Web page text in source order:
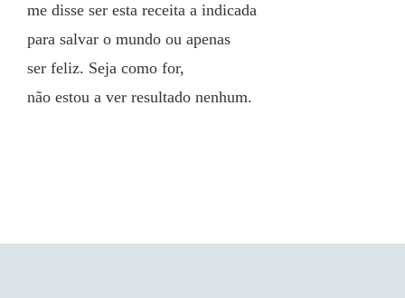
me disse ser esta receita a indicada
para salvar o mundo ou apenas
ser feliz. Seja como for,
não estou a ver resultado nenhum.